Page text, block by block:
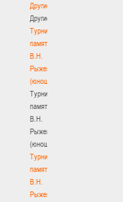
Другие
Другие
Турнир
памяти
В.Н.
Рыженкова
(юноши)
Турнир
памяти
В.Н.
Рыженкова
(юноши)
Турнир
памяти
В.Н.
Рыженкова